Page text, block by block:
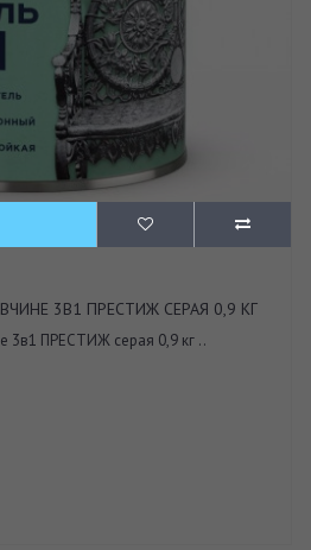
3В1 ПРЕСТИЖ СЕРАЯ 0,9 КГ
3в1 ПРЕСТИЖ серая 0,9 кг ..